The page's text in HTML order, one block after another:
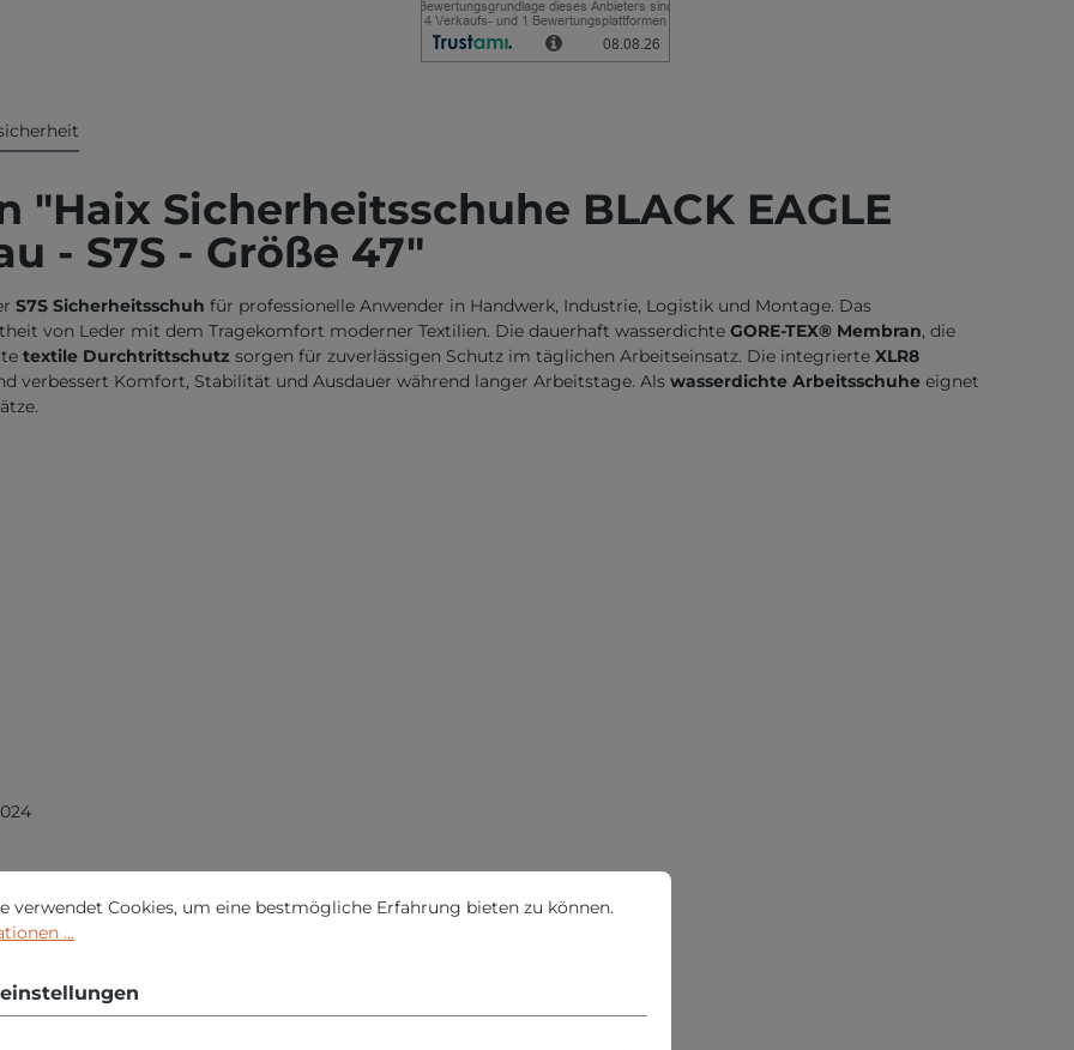
Sicherheitsschuhe BLACK EAGLE
- S7S - Größe 47"
S7S Sicherheitsschuh für professionelle Anwender in Handwerk, Industrie, Logistik und Montage. Das
von Leder mit dem Tragekomfort moderner Textilien. Die dauerhaft wasserdichte GORE-TEX® Membran, die
textile Durchtrittschutz sorgen für zuverlässigen Schutz im täglichen Arbeitseinsatz. Die integrierte XLR8
verbessert Komfort, Stabilität und Ausdauer während langer Arbeitstage. Als wasserdichte Arbeitsschuhe eignet
Cookies, um eine bestmögliche Erfahrung bieten zu können.
Mehr Informationen ...
verwendet Cookies, um eine bestmögliche Erfahrung bieten zu können.
...